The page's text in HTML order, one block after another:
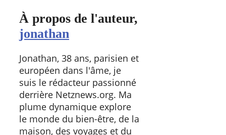
À propos de l'auteur,
jonathan
Jonathan, 38 ans, parisien et
européen dans l'âme, je
suis le rédacteur passionné
derrière Netznews.org. Ma
plume dynamique explore
le monde du bien-être, de la
maison, des voyages et du